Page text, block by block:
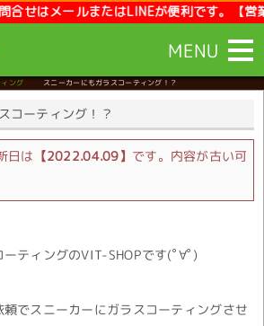
はメールまたはLINEが便利です。【営業
MENU
ング スニーカーにもガラスコーティング！？
コーティング！？
日は 【2022.04.09】 です。内容が古い可
ティングのVIT-SHOPです(ﾟ∀ﾟ)
でスニーカーにガラスコーティングさせ